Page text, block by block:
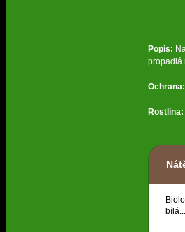
Popis:
propadlá
Ochrana:
Rostlina:
bílá...